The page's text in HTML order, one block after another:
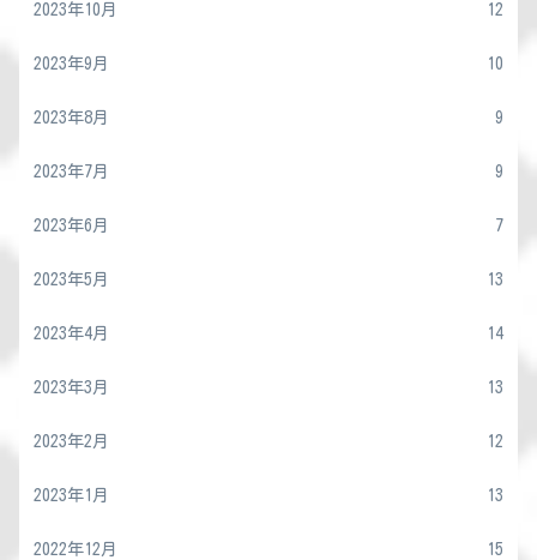
2023年10月 12
2023年9月 10
2023年8月 9
2023年7月 9
2023年6月 7
2023年5月 13
2023年4月 14
2023年3月 13
2023年2月 12
2023年1月 13
2022年12月 15